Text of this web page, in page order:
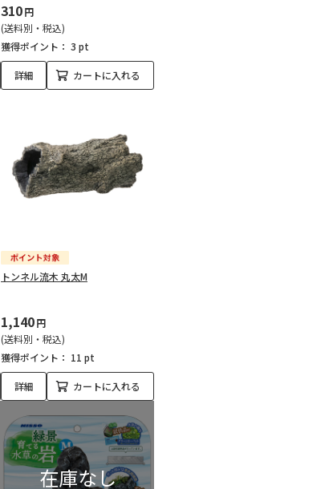
310円
(送料別・税込)
獲得ポイント： 3 pt
詳細 カートに入れる
トンネル流木 丸太M
1,140円
(送料別・税込)
獲得ポイント： 11 pt
詳細 カートに入れる